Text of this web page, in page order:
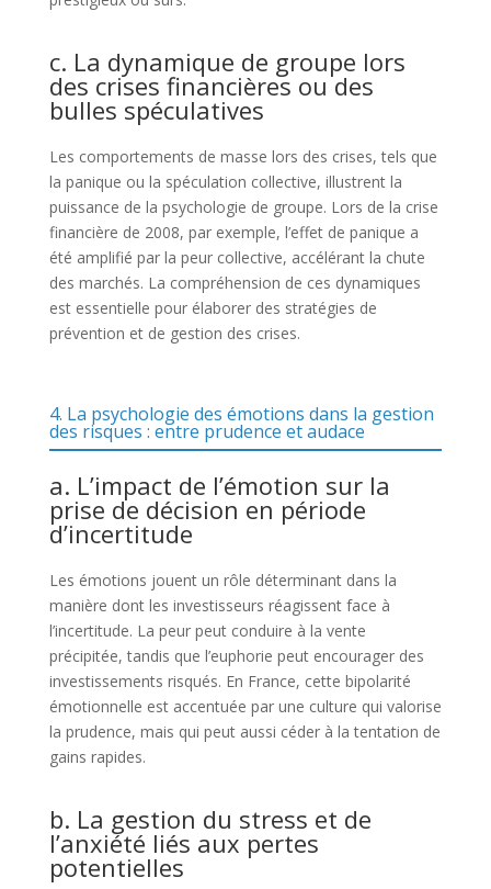
c. La dynamique de groupe lors
des crises financières ou des
bulles spéculatives
Les comportements de masse lors des crises, tels que
la panique ou la spéculation collective, illustrent la
puissance de la psychologie de groupe. Lors de la crise
financière de 2008, par exemple, l’effet de panique a
été amplifié par la peur collective, accélérant la chute
des marchés. La compréhension de ces dynamiques
est essentielle pour élaborer des stratégies de
prévention et de gestion des crises.
4. La psychologie des émotions dans la gestion
des risques : entre prudence et audace
a. L’impact de l’émotion sur la
prise de décision en période
d’incertitude
Les émotions jouent un rôle déterminant dans la
manière dont les investisseurs réagissent face à
l’incertitude. La peur peut conduire à la vente
précipitée, tandis que l’euphorie peut encourager des
investissements risqués. En France, cette bipolarité
émotionnelle est accentuée par une culture qui valorise
la prudence, mais qui peut aussi céder à la tentation de
gains rapides.
b. La gestion du stress et de
l’anxiété liés aux pertes
potentielles